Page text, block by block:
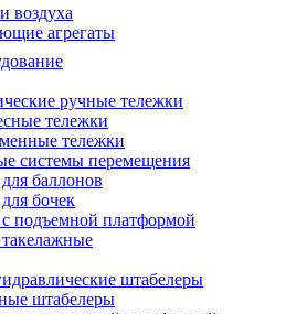
воздуха
агрегаты
ручные тележки
тележки
тележки
системы перемещения
баллонов
бочек
подъемной платформой
штабелеры
штабелеры